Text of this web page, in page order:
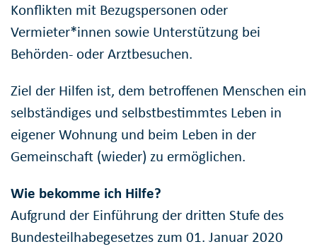
Konflikten mit Bezugspersonen oder
Vermieter*innen sowie Unterstützung bei
Behörden- oder Arztbesuchen.
Ziel der Hilfen ist, dem betroffenen Menschen ein
selbständiges und selbstbestimmtes Leben in
eigener Wohnung und beim Leben in der
Gemeinschaft (wieder) zu ermöglichen.
Wie bekomme ich Hilfe?
Aufgrund der Einführung der dritten Stufe des
Bundesteilhabegesetzes zum 01. Januar 2020